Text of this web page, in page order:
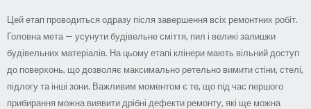
Цей етап проводиться одразу після завершення всіх ремонтних робіт.
Головна мета — усунути будівельне сміття, пил і великі залишки
будівельних матеріалів. На цьому етапі клінери мають вільний доступ
до поверхонь, що дозволяє максимально ретельно вимити стіни, стелі,
підлогу та інші зони. Важливим моментом є те, що під час першого
прибирання можна виявити дрібні дефекти ремонту, які ще можна